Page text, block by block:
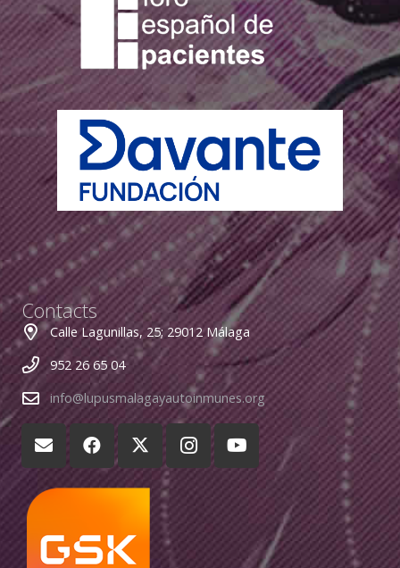
Contacts
Calle Lagunillas, 25; 29012 Málaga
952 26 65 04
info@lupusmalagayautoinmunes.org